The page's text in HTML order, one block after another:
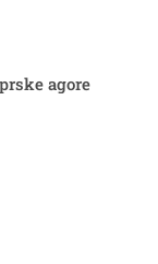
agore